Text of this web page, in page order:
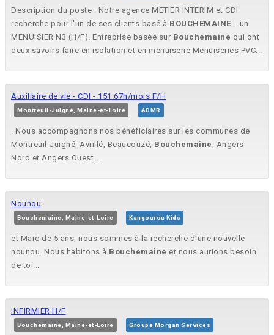
Description du poste : Notre agence METIER INTERIM et CDI
recherche pour l'un de ses clients basé à BOUCHEMAINE... un
MENUISIER N3 (H/F). Entreprise basée sur Bouchemaine qui ont
deux savoirs faire en isolation et en menuiserie Menuiseries PVC...
Auxiliaire de vie - CDI - 151.67h/mois F/H
Montreuil-Juigné, Maine-et-Loire ADMR
. Nous accompagnons nos bénéficiaires sur les communes de
Montreuil-Juigné, Avrillé, Beaucouzé, Bouchemaine, Angers
Nord et Angers Ouest...
Nounou
Bouchemaine, Maine-et-Loire Kangourou Kids
et Marc de 5 ans, nous sommes à la recherche d'une nouvelle
nounou. Nous habitons à Bouchemaine et nous aurions besoin
de toi...
INFIRMIER H/F
Bouchemaine, Maine-et-Loire Groupe Morgan Services